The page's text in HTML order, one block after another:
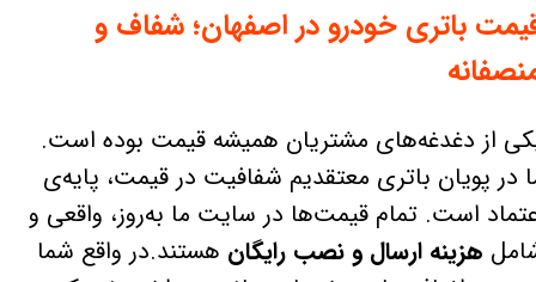
باتری خودرو در اصفهان؛ شفاف و
از دغدغه‌های مشتریان همیشه قیمت بوده است.
در پویان باتری معتقدیم شفافیت در قیمت، پایه‌ی
است. تمام قیمت‌ها در سایت ما به‌روز، واقعی و
هزینه ارسال و نصب رایگان هستند.در واقع شما